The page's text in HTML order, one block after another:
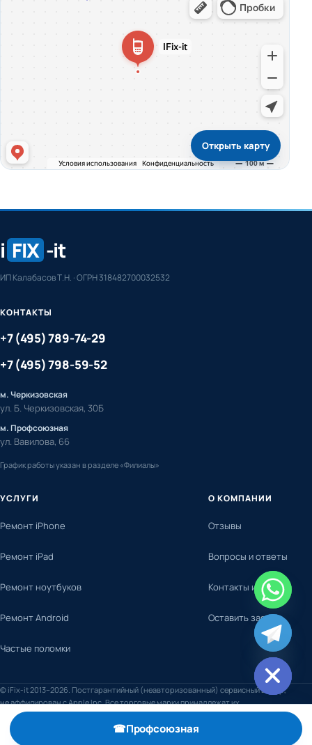
Открыть карту
i FIX -it
ИП Калабасов Т.Н. · ОГРН 318482700032532
УСЛУГИ
Ремонт iPhone
Ремонт iPad
Ремонт ноутбуков
Ремонт Android
Частые поломки
О КОМПАНИИ
Отзывы
Вопросы и ответы
Контакты и адреса
Оставить заявку
КОНТАКТЫ
+7 (495) 789-74-29
+7 (495) 798-59-52
м. Черкизовская
ул. Б. Черкизовская, 30Б
м. Профсоюзная
ул. Вавилова, 66
График работы указан в разделе «Филиалы»
© iFix-it 2013–2026. Постгарантийный (неавторизованный) сервисный центр,
не аффилирован с Apple Inc. Все торговые марки принадлежат их
правообладателям.
☎Профсоюзная
, телефон +7 (495) 798-59-52
Hide
chaty